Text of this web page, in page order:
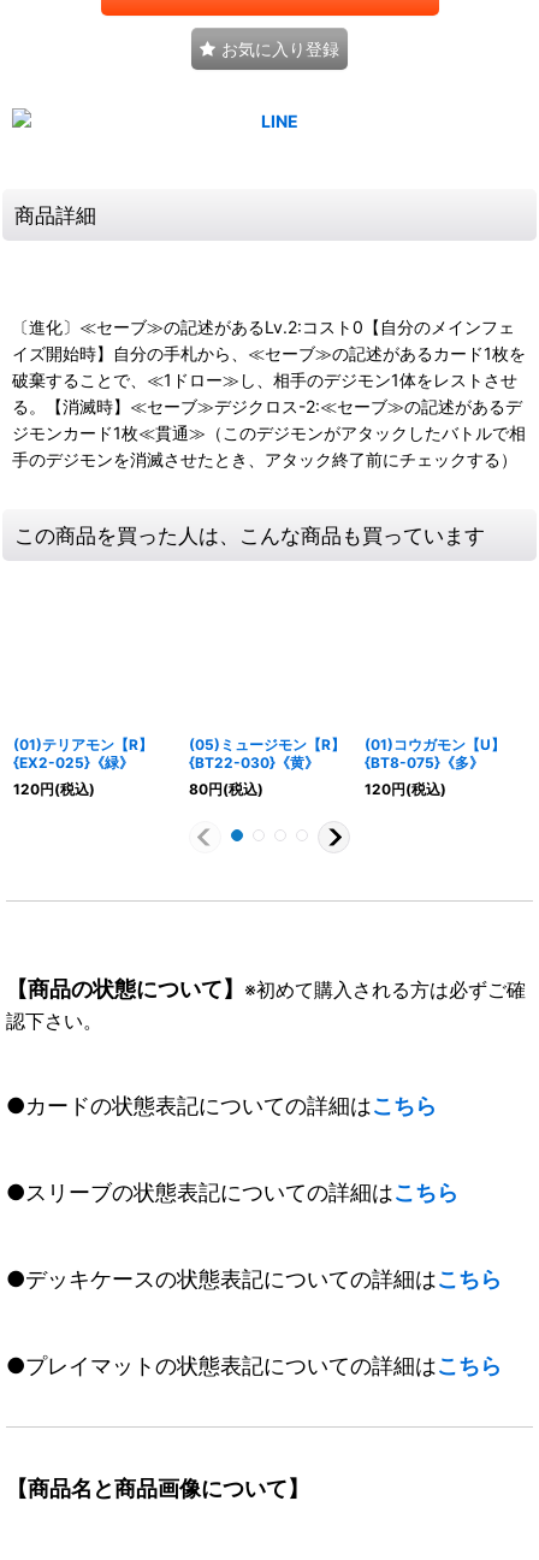
お気に入り登録
商品詳細
〔進化〕≪セーブ≫の記述があるLv.2:コスト0【自分のメインフェ
イズ開始時】自分の手札から、≪セーブ≫の記述があるカード1枚を
破棄することで、≪1ドロー≫し、相手のデジモン1体をレストさせ
る。【消滅時】≪セーブ≫デジクロス-2:≪セーブ≫の記述があるデ
ジモンカード1枚≪貫通≫（このデジモンがアタックしたバトルで相
手のデジモンを消滅させたとき、アタック終了前にチェックする）
この商品を買った人は、こんな商品も買っています
(01)テリアモン【R】
{EX2-025}《緑》
120円(税込)
(05)ミュージモン【R】
{BT22-030}《黄》
80円(税込)
(01)コウガモン【U】
{BT8-075}《多》
120円(税込)
【商品の状態について】 ※初めて購入される方は必ずご確
認下さい。
●カードの状態表記についての詳細はこちら
●スリーブの状態表記についての詳細はこちら
●デッキケースの状態表記についての詳細はこちら
●プレイマットの状態表記についての詳細はこちら
【商品名と商品画像について】